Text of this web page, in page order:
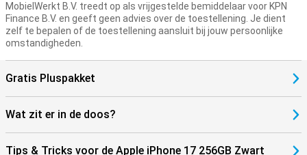
Ontdek meer met de iPhone 17-serie
De iPhone 17 is al een topper op zich, maar binnen de serie zijn er
nog meer modellen die aansluiten bij jouw wensen. Wil je een
dunner toestel? Bekijk dan de
kracht en extra functies? Dan is deiPhone 17 Proof deiPhone 17
Pro Maxmisschien iets voor jou. Elk model biedt unieke voordelen
MobielWerkt B.V. treedt op als vrijgestelde bemiddelaar voor KPN
Finance B.V. en geeft geen advies over de toestellening. Je dient
zelf te bepalen of de toestellening aansluit bij jouw persoonlijke
omstandigheden.
Gratis Pluspakket
Wat zit er in de doos?
Tips & Tricks voor de Apple iPhone 17 256GB Zwart